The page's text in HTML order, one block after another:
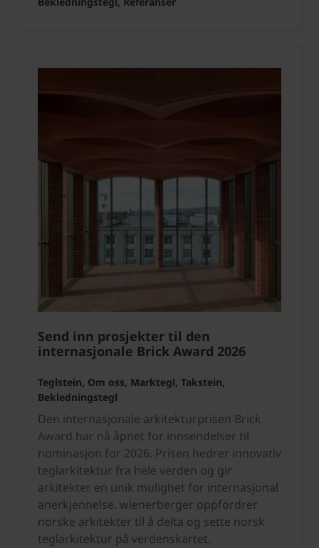
Send inn prosjekter til den
internasjonale Brick Award 2026
Teglstein, Om oss, Marktegl, Takstein,
Bekledningstegl
Den internasjonale arkitekturprisen Brick
Award har nå åpnet for innsendelser til
nominasjon for 2026. Prisen hedrer innovativ
teglarkitektur fra hele verden og gir
arkitekter en unik mulighet for internasjonal
anerkjennelse. wienerberger oppfordrer
norske arkitekter til å delta og sette norsk
teglarkitektur på verdenskartet.